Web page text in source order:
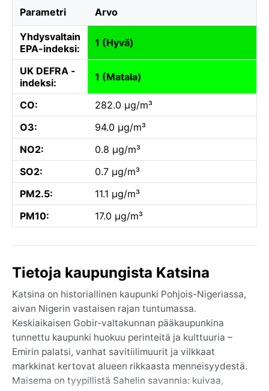
Parametri Arvo
Yhdysvaltain
EPA-indeksi:
1 (Hyvä)
UK DEFRA -
indeksi:
1 (Matala)
CO:
282.0 µg/m³
O3:
94.0 µg/m³
NO2:
0.8 µg/m³
SO2:
0.7 µg/m³
PM2.5:
11.1 µg/m³
PM10:
17.0 µg/m³
Tietoja kaupungista Katsina
Katsina on historiallinen kaupunki Pohjois-Nigeriassa,
aivan Nigerin vastaisen rajan tuntumassa.
Keskiaikaisen Gobir-valtakunnan pääkaupunkina
tunnettu kaupunki huokuu perinteitä ja kulttuuria –
Emirin palatsi, vanhat savitiilimuurit ja vilkkaat
markkinat kertovat alueen rikkaasta menneisyydestä.
Maisema on tyypillistä Sahelin savannia: kuivaa,